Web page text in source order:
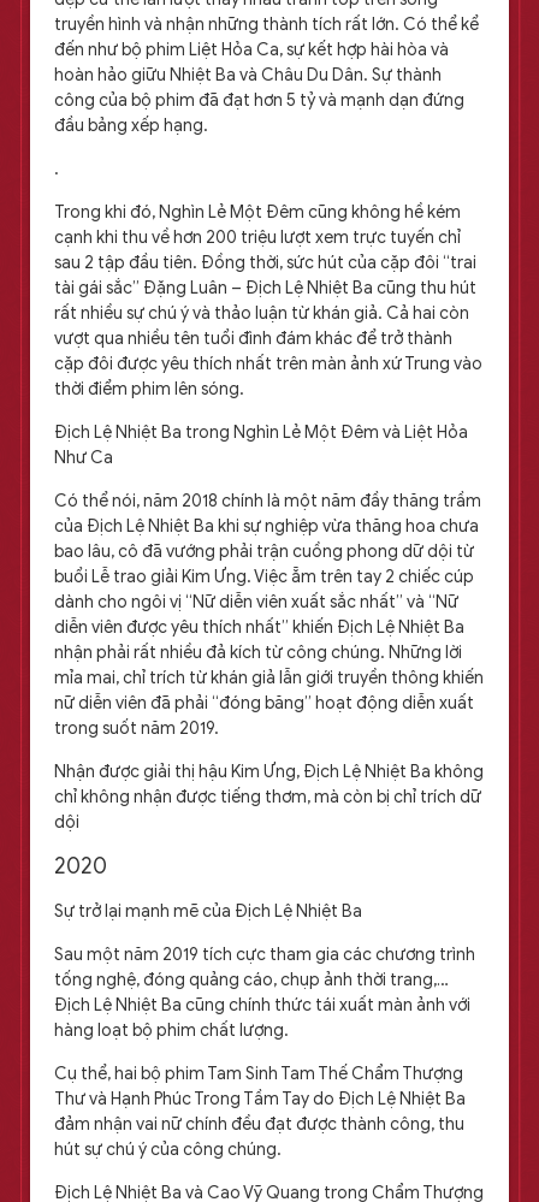
truyền hình và nhận những thành tích rất lớn. Có thể kể
đến như bộ phim Liệt Hỏa Ca, sự kết hợp hài hòa và
hoàn hảo giữu Nhiệt Ba và Châu Du Dân. Sự thành
công của bộ phim đã đạt hơn 5 tỷ và mạnh dạn đứng
đầu bảng xếp hạng.
.
Trong khi đó, Nghìn Lẻ Một Đêm cũng không hề kém
cạnh khi thu về hơn 200 triệu lượt xem trực tuyến chỉ
sau 2 tập đầu tiên. Đồng thời, sức hút của cặp đôi “trai
tài gái sắc” Đặng Luân – Địch Lệ Nhiệt Ba cũng thu hút
rất nhiều sự chú ý và thảo luận từ khán giả. Cả hai còn
vượt qua nhiều tên tuổi đình đám khác để trở thành
cặp đôi được yêu thích nhất trên màn ảnh xứ Trung vào
thời điểm phim lên sóng.
Địch Lệ Nhiệt Ba trong Nghìn Lẻ Một Đêm và Liệt Hỏa
Như Ca
Có thể nói, năm 2018 chính là một năm đầy thăng trầm
của Địch Lệ Nhiệt Ba khi sự nghiệp vừa thăng hoa chưa
bao lâu, cô đã vướng phải trận cuồng phong dữ dội từ
buổi Lễ trao giải Kim Ưng. Việc ẵm trên tay 2 chiếc cúp
dành cho ngôi vị “Nữ diễn viên xuất sắc nhất” và “Nữ
diễn viên được yêu thích nhất” khiến Địch Lệ Nhiệt Ba
nhận phải rất nhiều đả kích từ công chúng. Những lời
mỉa mai, chỉ trích từ khán giả lẫn giới truyền thông khiến
nữ diễn viên đã phải “đóng băng” hoạt động diễn xuất
trong suốt năm 2019.
Nhận được giải thị hậu Kim Ưng, Địch Lệ Nhiệt Ba không
chỉ không nhận được tiếng thơm, mà còn bị chỉ trích dữ
dội
2020
Sự trở lại mạnh mẽ của Địch Lệ Nhiệt Ba
Sau một năm 2019 tích cực tham gia các chương trình
tống nghệ, đóng quảng cáo, chụp ảnh thời trang,…
Địch Lệ Nhiệt Ba cũng chính thức tái xuất màn ảnh với
hàng loạt bộ phim chất lượng.
Cụ thể, hai bộ phim Tam Sinh Tam Thế Chẩm Thượng
Thư và Hạnh Phúc Trong Tầm Tay do Địch Lệ Nhiệt Ba
đảm nhận vai nữ chính đều đạt được thành công, thu
hút sự chú ý của công chúng.
Địch Lệ Nhiệt Ba và Cao Vỹ Quang trong Chẩm Thượng